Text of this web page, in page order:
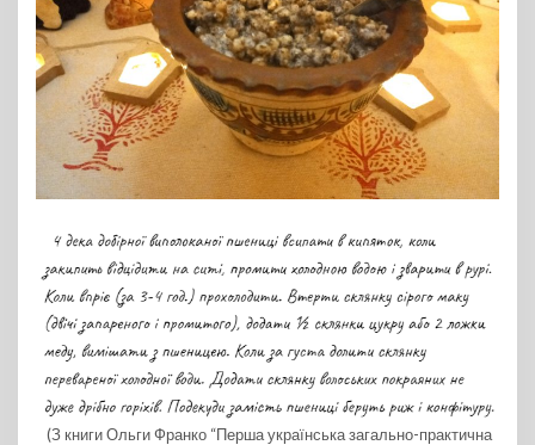
(З книги Ольги Франко “Перша українська загально-практична